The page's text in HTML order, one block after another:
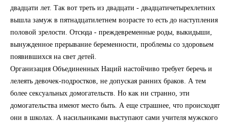
двадцати лет. Так вот треть из двадцати - двадцатичетырехлетних
вышла замуж в пятнадцатилетнем возрасте то есть до наступления
половой зрелости. Отсюда - преждевременные роды, выкидыши,
вынужденное прерывание беременности, проблемы со здоровьем
появившихся на свет детей.
Организация Объединенных Наций настойчиво требует беречь и
лелеять девочек-подростков, не допуская ранних браков. А тем
более сексуальных домогательств. Но как ни странно, эти
домогательства имеют место быть. А еще страшнее, что происходят
они в школах. А насильниками выступают сами учителя мужского